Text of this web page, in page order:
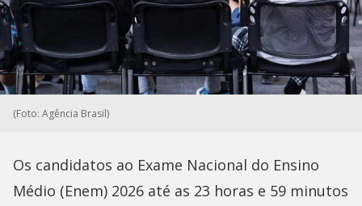
(Foto: Agência Brasil)
Os candidatos ao Exame Nacional do Ensino
Médio (Enem) 2026 até as 23 horas e 59 minutos